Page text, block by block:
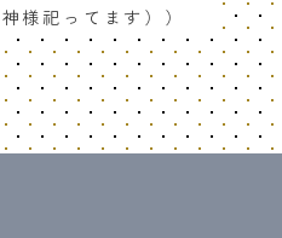
様祀ってます））